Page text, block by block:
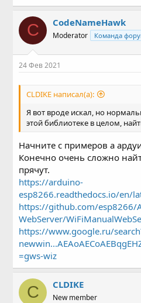
C CodeNameHawk
Moderator Команда
24 Фев 2021
CLDIKE написал(а):
Я вот вроде искал, но
этой библиотеке в целом,
Начните с примеров а
Конечно очень сложно
прячут.
https://arduino-
esp8266.readthedocs.io/en/
https://github.com/esp8266/
WebServer/
https://www.google.ru/
=gws-wiz
C CLDIKE
New member